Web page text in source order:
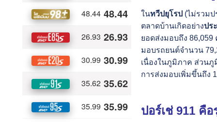
ในทวีปยุโรป (ไม่รวมป
ตลาดบ้านเกิดอย่างปร
ยอดส่งมอบถึง
มอบรถยนต์จำนวน
เนื่องในภูมิภาค ส่วนภู
การส่งมอบเพิ่มขึ้นถึง
ปอร์เช่ 911 คื